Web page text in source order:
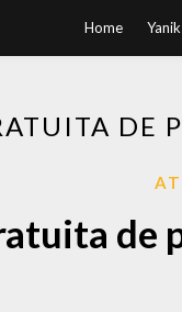
Home
DE
de